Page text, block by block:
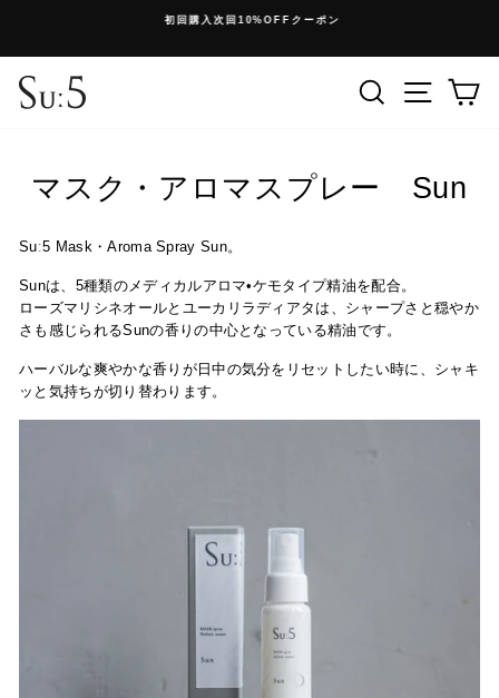
テ
初回購入次回10%OFFクーポン
検索 メニ
マスク・アロマスプレー Sun
Suː5 Mask・AromaSpray Sun。
Sunは、 5種類のメディカルアロマ•ケモタイプ精油を配合。
ローズマリシネオールとユーカリラディアタは、シャープさと穏やか
さも感じられるSunの香りの中心となっている精油です。
ハーバルな爽やかな香りが日中の気分をリセットしたい時に、シャキ
ッと気持ちが切り替わります。